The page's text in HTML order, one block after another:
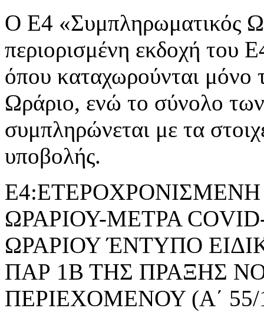
Ο Ε4 «Συμπληρωματικός
περιορισμένη εκδοχή του
όπου καταχωρούνται
Ωράριο, ενώ το σύνολο
συμπληρώνεται με τα
υποβολής.
ΩΡΑΡΙΟΥ-ΜΕΤΡΑ
ΩΡΑΡΙΟΥ ΈΝΤΥΠΟ
ΠΑΡ 1Β ΤΗΣ ΠΡΑΞΗΣ
ΠΕΡΙΕΧΟΜΕΝΟΥ (Α΄ 55/